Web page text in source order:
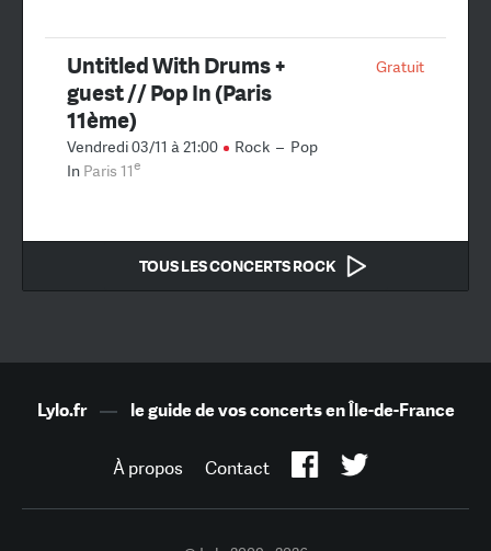
Gratuit
Untitled With Drums +
guest // Pop In (Paris
11ème)
Vendredi 03/11 à 21:00 Rock – Pop
In Paris 11e
TOUS LES CONCERTS ROCK
Lylo.fr— le guide de vos concerts en Île-de-France
À propos Contact